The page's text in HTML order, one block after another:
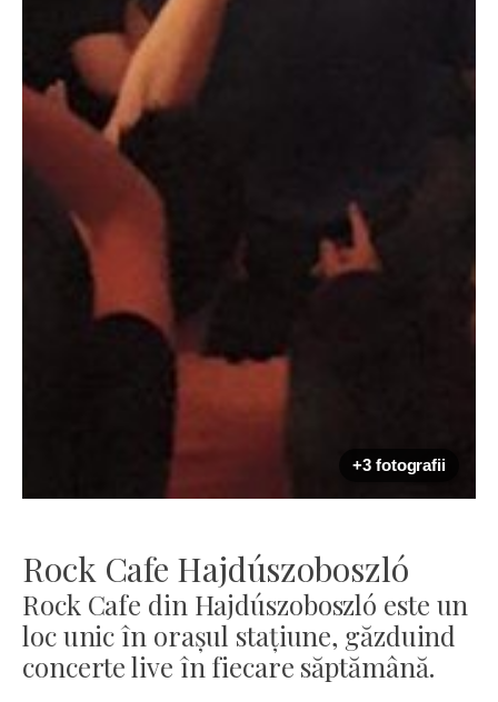
+3 fotografii
Rock Cafe Hajdúszoboszló
Rock Cafe din Hajdúszoboszló este un
loc unic în orașul stațiune, găzduind
concerte live în fiecare săptămână.